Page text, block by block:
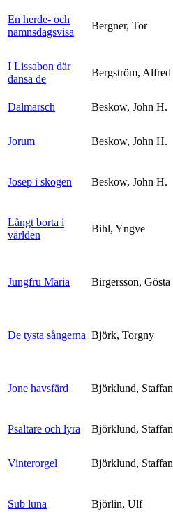
En herde- och
namnsdagsvisa
Bergner, Tor
I Lissabon där
dansa de
Bergström, Alfred
Dalmarsch
Beskow, John H.
Jorum Beskow, John H.
Josep i skogen Beskow, John H.
Långt borta i
världen
Bihl, Yngve
Jungfru Maria Birgersson, Gösta
De tysta sångerna Björk, Torgny
Jone havsfärd Björklund, Staffan
Psaltare och lyra Björklund, Staffan
Vinterorgel Björklund, Staffan
Sub luna Björlin, Ulf